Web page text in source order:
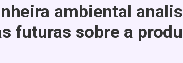
ambiental
futuras sobre a